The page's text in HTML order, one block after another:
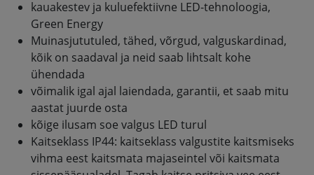
kauakestev ja kuluefektiivne LED-tehnoloogia,
Green Energy
Muinasjututuled, tähed, võrgud, valguskardinad,
kõik on saadaval ja neid saab lihtsalt kohe
ühendada
võimalik igal ajal laiendada, garantii, et saab mitu
aastat juurde osta
kõige ilusam soe valgus LED turul
Kaitseklass IP44: kaitseklass valgustite kaitsmiseks
vihma eest kaitsmata majaseintel või kaitsmata